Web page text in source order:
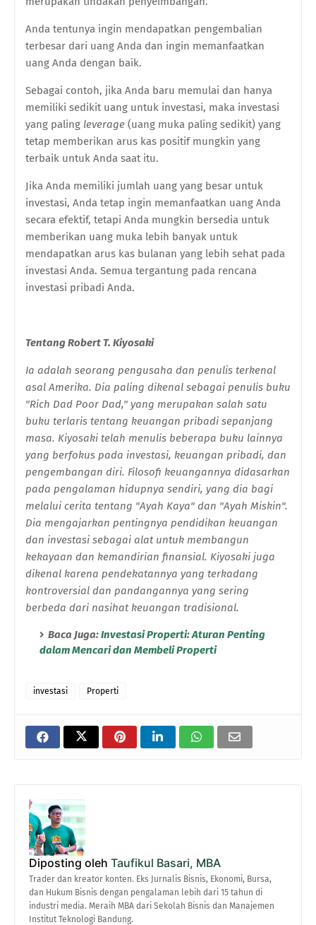
Anda tentunya ingin mendapatkan pengembalian
terbesar dari uang Anda dan ingin memanfaatkan
uang Anda dengan baik.
Sebagai contoh, jika Anda baru memulai dan hanya
memiliki sedikit uang untuk investasi, maka investasi
yang paling leverage (uang muka paling sedikit) yang
tetap memberikan arus kas positif mungkin yang
terbaik untuk Anda saat itu.
Jika Anda memiliki jumlah uang yang besar untuk
investasi, Anda tetap ingin memanfaatkan uang Anda
secara efektif, tetapi Anda mungkin bersedia untuk
memberikan uang muka lebih banyak untuk
mendapatkan arus kas bulanan yang lebih sehat pada
investasi Anda. Semua tergantung pada rencana
investasi pribadi Anda.
Tentang Robert T. Kiyosaki
Ia adalah seorang pengusaha dan penulis terkenal
asal Amerika. Dia paling dikenal sebagai penulis buku
"Rich Dad Poor Dad," yang merupakan salah satu
buku terlaris tentang keuangan pribadi sepanjang
masa. Kiyosaki telah menulis beberapa buku lainnya
yang berfokus pada investasi, keuangan pribadi, dan
pengembangan diri. Filosofi keuangannya didasarkan
pada pengalaman hidupnya sendiri, yang dia bagi
melalui cerita tentang "Ayah Kaya" dan "Ayah Miskin".
Dia mengajarkan pentingnya pendidikan keuangan
dan investasi sebagai alat untuk membangun
kekayaan dan kemandirian finansial. Kiyosaki juga
dikenal karena pendekatannya yang terkadang
kontroversial dan pandangannya yang sering
berbeda dari nasihat keuangan tradisional.
Baca Juga:Investasi Properti: Aturan Penting
dalam Mencari dan Membeli Properti
investasi Properti
Diposting oleh Taufikul Basari, MBA
Trader dan kreator konten. Eks Jurnalis Bisnis, Ekonomi, Bursa,
dan Hukum Bisnis dengan pengalaman lebih dari 15 tahun di
industri media. Meraih MBA dari Sekolah Bisnis dan Manajemen
Institut Teknologi Bandung.